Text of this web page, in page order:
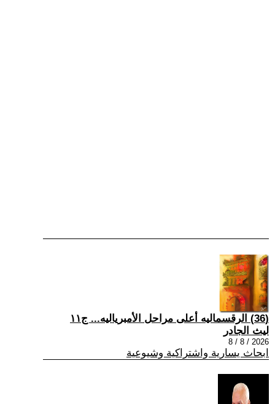
(36) الرقسماليه أعلى مراحل الأمبرياليه... ج١١
ليث الجادر
2026 / 8 / 8
ابحاث يسارية واشتراكية وشيوعية